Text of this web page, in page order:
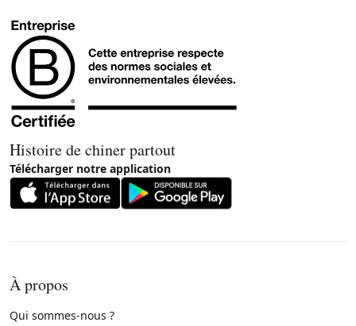
Histoire de chiner partout
Télécharger notre application
À propos
Qui sommes-nous ?